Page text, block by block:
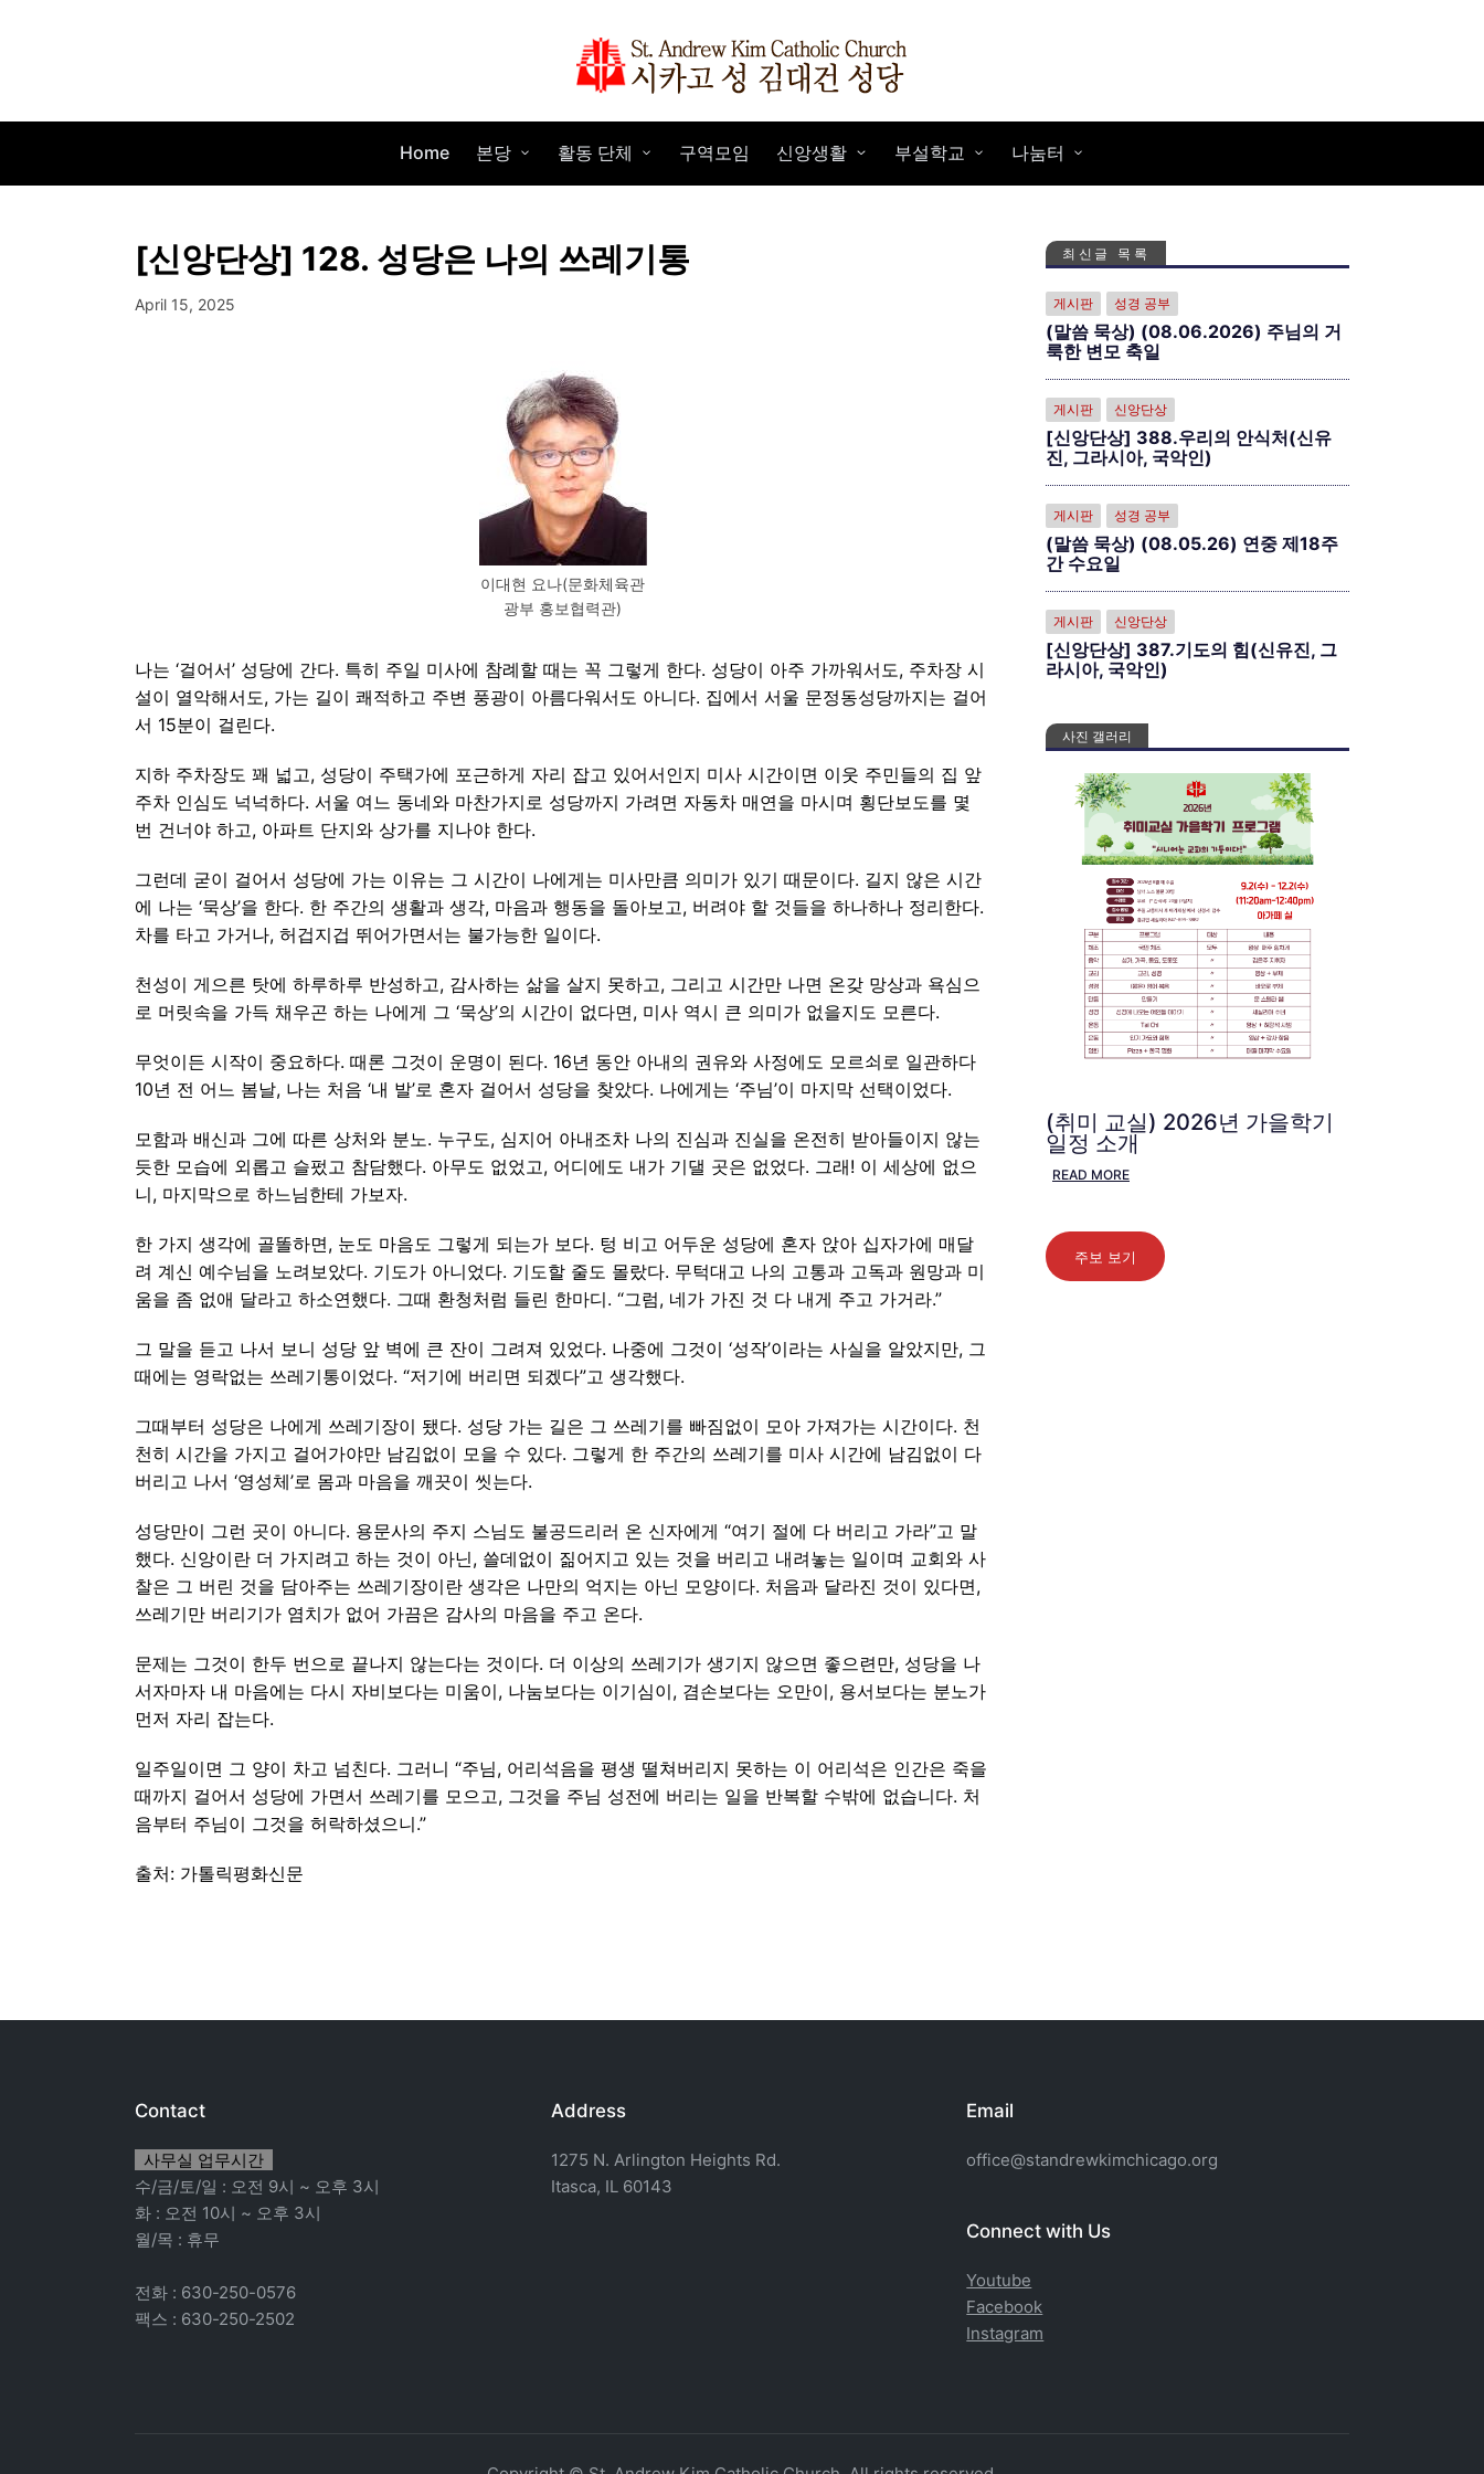
Home 본당 활동 단체 구역모임 신앙생활 부설학교 나눔터
[신앙단상] 128. 성당은 나의 쓰레기통
April 15, 2025
이대현 요나(문화체육관
광부 홍보협력관)
나는 ‘걸어서’ 성당에 간다. 특히 주일 미사에 참례할 때는 꼭 그렇게 한다. 성당이 아주 가까워서도, 주차장 시
설이 열악해서도, 가는 길이 쾌적하고 주변 풍광이 아름다워서도 아니다. 집에서 서울 문정동성당까지는 걸어
서 15분이 걸린다.
지하 주차장도 꽤 넓고, 성당이 주택가에 포근하게 자리 잡고 있어서인지 미사 시간이면 이웃 주민들의 집 앞
주차 인심도 넉넉하다. 서울 여느 동네와 마찬가지로 성당까지 가려면 자동차 매연을 마시며 횡단보도를 몇
번 건너야 하고, 아파트 단지와 상가를 지나야 한다.
그런데 굳이 걸어서 성당에 가는 이유는 그 시간이 나에게는 미사만큼 의미가 있기 때문이다. 길지 않은 시간
에 나는 ‘묵상’을 한다. 한 주간의 생활과 생각, 마음과 행동을 돌아보고, 버려야 할 것들을 하나하나 정리한다.
차를 타고 가거나, 허겁지겁 뛰어가면서는 불가능한 일이다.
천성이 게으른 탓에 하루하루 반성하고, 감사하는 삶을 살지 못하고, 그리고 시간만 나면 온갖 망상과 욕심으
로 머릿속을 가득 채우곤 하는 나에게 그 ‘묵상’의 시간이 없다면, 미사 역시 큰 의미가 없을지도 모른다.
무엇이든 시작이 중요하다. 때론 그것이 운명이 된다. 16년 동안 아내의 권유와 사정에도 모르쇠로 일관하다
10년 전 어느 봄날, 나는 처음 ‘내 발’로 혼자 걸어서 성당을 찾았다. 나에게는 ‘주님’이 마지막 선택이었다.
모함과 배신과 그에 따른 상처와 분노. 누구도, 심지어 아내조차 나의 진심과 진실을 온전히 받아들이지 않는
듯한 모습에 외롭고 슬펐고 참담했다. 아무도 없었고, 어디에도 내가 기댈 곳은 없었다. 그래! 이 세상에 없으
니, 마지막으로 하느님한테 가보자.
한 가지 생각에 골똘하면, 눈도 마음도 그렇게 되는가 보다. 텅 비고 어두운 성당에 혼자 앉아 십자가에 매달
려 계신 예수님을 노려보았다. 기도가 아니었다. 기도할 줄도 몰랐다. 무턱대고 나의 고통과 고독과 원망과 미
움을 좀 없애 달라고 하소연했다. 그때 환청처럼 들린 한마디. “그럼, 네가 가진 것 다 내게 주고 가거라.”
그 말을 듣고 나서 보니 성당 앞 벽에 큰 잔이 그려져 있었다. 나중에 그것이 ‘성작’이라는 사실을 알았지만, 그
때에는 영락없는 쓰레기통이었다. “저기에 버리면 되겠다”고 생각했다.
그때부터 성당은 나에게 쓰레기장이 됐다. 성당 가는 길은 그 쓰레기를 빠짐없이 모아 가져가는 시간이다. 천
천히 시간을 가지고 걸어가야만 남김없이 모을 수 있다. 그렇게 한 주간의 쓰레기를 미사 시간에 남김없이 다
버리고 나서 ‘영성체’로 몸과 마음을 깨끗이 씻는다.
성당만이 그런 곳이 아니다. 용문사의 주지 스님도 불공드리러 온 신자에게 “여기 절에 다 버리고 가라”고 말
했다. 신앙이란 더 가지려고 하는 것이 아닌, 쓸데없이 짊어지고 있는 것을 버리고 내려놓는 일이며 교회와 사
찰은 그 버린 것을 담아주는 쓰레기장이란 생각은 나만의 억지는 아닌 모양이다. 처음과 달라진 것이 있다면,
쓰레기만 버리기가 염치가 없어 가끔은 감사의 마음을 주고 온다.
문제는 그것이 한두 번으로 끝나지 않는다는 것이다. 더 이상의 쓰레기가 생기지 않으면 좋으련만, 성당을 나
서자마자 내 마음에는 다시 자비보다는 미움이, 나눔보다는 이기심이, 겸손보다는 오만이, 용서보다는 분노가
먼저 자리 잡는다.
일주일이면 그 양이 차고 넘친다. 그러니 “주님, 어리석음을 평생 떨쳐버리지 못하는 이 어리석은 인간은 죽을
때까지 걸어서 성당에 가면서 쓰레기를 모으고, 그것을 주님 성전에 버리는 일을 반복할 수밖에 없습니다. 처
음부터 주님이 그것을 허락하셨으니.”
출처: 가톨릭평화신문
최신글 목록
게시판 성경 공부
(말씀 묵상) (08.06.2026) 주님의 거
룩한 변모 축일
게시판 신앙단상
[신앙단상] 388.우리의 안식처(신유
진, 그라시아, 국악인)
게시판 성경 공부
(말씀 묵상) (08.05.26) 연중 제18주
간 수요일
게시판 신앙단상
[신앙단상] 387.기도의 힘(신유진, 그
라시아, 국악인)
사진 갤러리
(취미 교실) 2026년 가을학기
일정 소개
READ MORE
주보 보기
Contact
사무실 업무시간
수/금/토/일 : 오전 9시 ~ 오후 3시
화 : 오전 10시 ~ 오후 3시
월/목 : 휴무
전화 : 630-250-0576
팩스 : 630-250-2502
Address
1275 N. Arlington Heights Rd.
Itasca, IL 60143
Email
office@standrewkimchicago.org
Connect with Us
Youtube
Facebook
Instagram